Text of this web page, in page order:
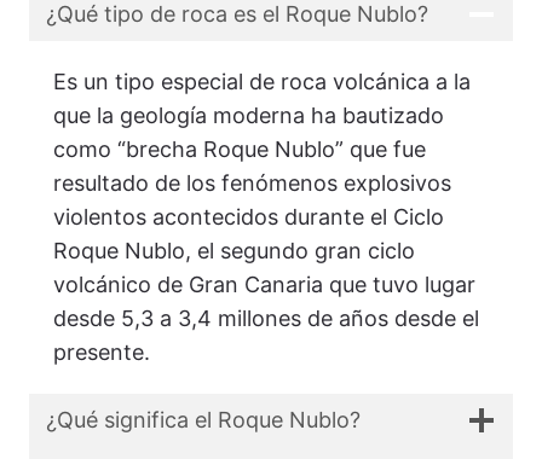
¿Qué tipo de roca es el Roque Nublo?
Es un tipo especial de roca volcánica a la
que la geología moderna ha bautizado
como “brecha Roque Nublo” que fue
resultado de los fenómenos explosivos
violentos acontecidos durante el Ciclo
Roque Nublo, el segundo gran ciclo
volcánico de Gran Canaria que tuvo lugar
desde 5,3 a 3,4 millones de años desde el
presente.
¿Qué significa el Roque Nublo?